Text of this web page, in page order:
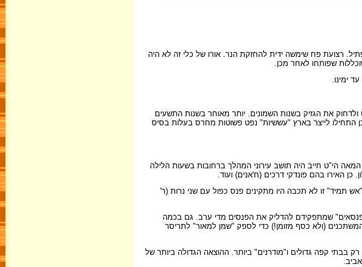
רצועת פח שימשה ידית להחזקת הנר. אורו של כלי זה לא היה
שפותחו לאחר מכן.
ימינו.
ולדחוק את הגזיק בשנות השמונים. יותר מאוחר בשנות התשעים
התחילו לייצר בארץ "עששיות" נפט פשוטות מחרס בעלות בסיס
המאה הי"ט חייב היה תושב עירוני המהלך ברחובות בשעות הלילה
האירו בהם פונדקי דרכים (ח'אנים) ועוד.
תמיד" זו לא תכבה היו מתקינים פנס כפול עם שני נרות (ר'
"פנסאים" שמתפקידם להדליק את הפנסים מדי ערב. גם בכמה
המשתכנים (ולא כסף מזומן!) כדי לספק "שמן למאור" לתריסר
בבתי קפה גדולים ו"מודרנים" ביותר. ההוצאה הגדולה ביותר של